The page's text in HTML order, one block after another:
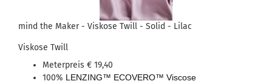
mind the Maker - Viskose Twill - Solid - Lilac
Viskose Twill
Meterpreis € 19,40
100% LENZING™ ECOVERO™ Viscose